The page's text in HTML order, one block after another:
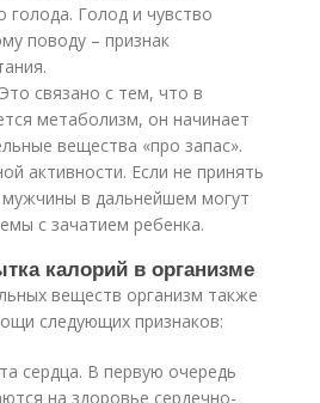
голода. Голод и чувство
поводу – признак
связано с тем, что в
метаболизм, он начинает
вещества «про запас».
активности. Если не принять
в дальнейшем могут
с зачатием ребенка.
калорий в организме
веществ организм также
следующих признаков:
сердца. В первую очередь
на здоровье сердечно-